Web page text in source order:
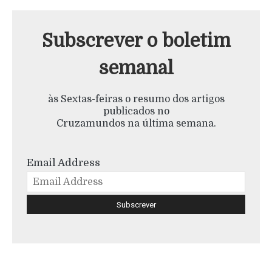
Subscrever o boletim
semanal
às Sextas-feiras o resumo dos artigos
publicados no
Cruzamundos na última semana.
Email Address